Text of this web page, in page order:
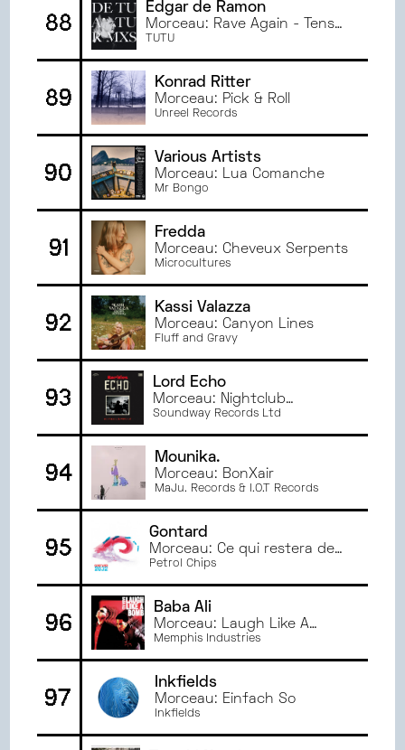
88
Edgar de Ramon
Morceau: Rave Again - Tensal
Remix
TUTU
89
Konrad Ritter
Morceau: Pick & Roll
Unreel Records
90
Various Artists
Morceau: Lua Comanche
Mr Bongo
91
Fredda
Morceau: Cheveux Serpents
Microcultures
92
Kassi Valazza
Morceau: Canyon Lines
Fluff and Gravy
93
Lord Echo
Morceau: Nightclub
Daydream
Soundway Records Ltd
94
Mounika.
Morceau: BonXair
MaJu. Records & I.O.T Records
95
Gontard
Morceau: Ce qui restera de
nous
Petrol Chips
96
Baba Ali
Morceau: Laugh Like A
Bomb
Memphis Industries
97
Inkfields
Morceau: Einfach So
Inkfields